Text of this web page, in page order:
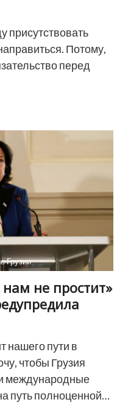
присутствовать
Потому,
перед
Грузии
не простит»
нашего пути в
чтобы Грузия
международные
путь полноценной…